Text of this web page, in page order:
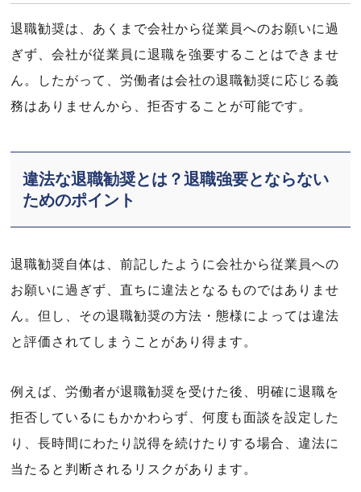
退職勧奨は、あくまで会社から従業員へのお願いに過
ぎず、会社が従業員に退職を強要することはできませ
ん。したがって、労働者は会社の退職勧奨に応じる義
務はありませんから、拒否することが可能です。
違法な退職勧奨とは？退職強要とならない
ためのポイント
退職勧奨自体は、前記したように会社から従業員への
お願いに過ぎず、直ちに違法となるものではありませ
ん。但し、その退職勧奨の方法・態様によっては違法
と評価されてしまうことがあり得ます。
例えば、労働者が退職勧奨を受けた後、明確に退職を
拒否しているにもかかわらず、何度も面談を設定した
り、長時間にわたり説得を続けたりする場合、違法に
当たると判断されるリスクがあります。